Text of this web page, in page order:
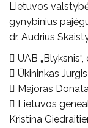
Lietuvos
gynybinius
dr. Audrius
 UAB
 Ūkininkas
 Majoras
 Lietuvos
Kristina